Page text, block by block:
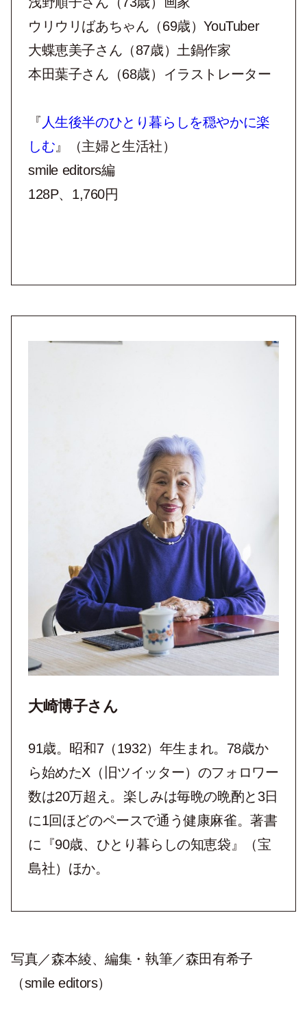
ウリウリばあちゃん（69歳）YouTuber
大蝶恵美子さん（87歳）土鍋作家
本田葉子さん（68歳）イラストレーター
『 人生後半のひとり暮らしを穏やかに楽
しむ 』（主婦と生活社）
smile editors編
128P、1,760円
大崎博子さん
91歳。昭和7（1932）年生まれ。78歳か
ら始めたX（旧ツイッター）のフォロワー
数は20万超え。楽しみは毎晩の晩酌と3日
に1回ほどのペースで通う健康麻雀。著書
に『90歳、ひとり暮らしの知恵袋』（宝
島社）ほか。
写真／森本綾、編集・執筆／森田有希子
（smile editors）